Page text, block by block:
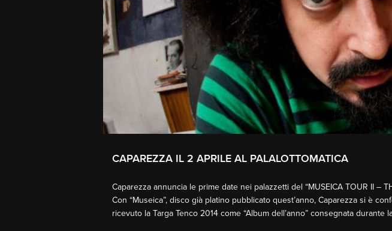
CAPAREZZA IL 2 APRILE AL PALALOTTOMATICA
Caparezza annuncia le prime date nei palazzetti del “MUSEICA TOUR II –
Con “Museica”, disco già platino pubblicato quest’anno, Caparezza si è
ricevuto la Targa Tenco 2014 come “Album dell’anno” consegnata